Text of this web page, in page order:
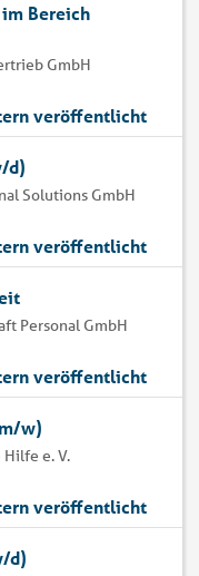
Bereich
GmbH
veröffentlicht
d)
Solutions GmbH
veröffentlicht
Personal GmbH
veröffentlicht
w)
e. V.
veröffentlicht
d)